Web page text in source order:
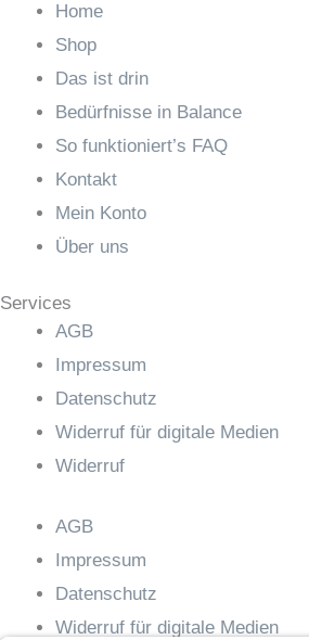
Home
Shop
Das ist drin
Bedürfnisse in Balance
So funktioniert’s FAQ
Kontakt
Mein Konto
Über uns
Services
AGB
Impressum
Datenschutz
Widerruf für digitale Medien
Widerruf
AGB
Impressum
Datenschutz
Widerruf für digitale Medien